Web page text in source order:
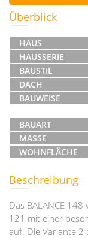
Überblick
HAUS
HAUSSERIE
BAUSTIL
DACH
BAUWEISE
BAUART
MASSE
WOHNFLÄCHE
Beschreibung
Das BALANCE
121 mit einer
auf. Die Variante 2